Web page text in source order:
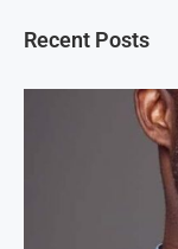
Recent Posts